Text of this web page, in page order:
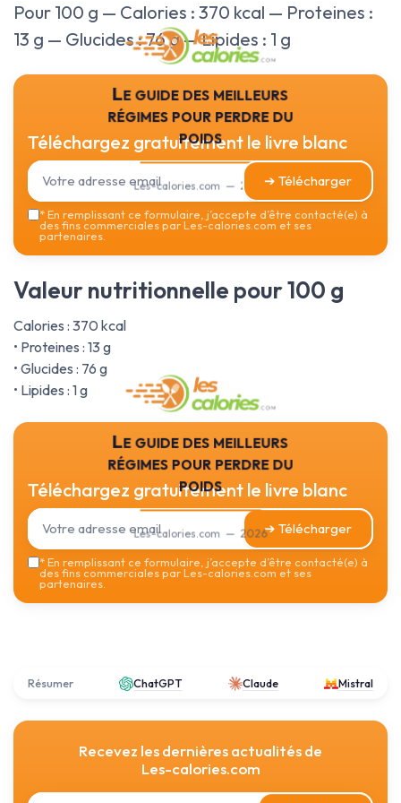
Pour 100 g — Calories : 370 kcal — Proteines :
13 g — Glucides : 76 g — Lipides : 1 g
Le guide des meilleurs
régimes pour perdre du
poids
Les-calories.com — 2026
Téléchargez gratuitement le livre blanc
➔ Télécharger
*En remplissant ce formulaire, j’accepte d’être contacté(e) à
des fins commerciales par Les-calories.com et ses
partenaires.
Valeur nutritionnelle pour 100 g
Calories : 370 kcal
• Proteines : 13 g
• Glucides : 76 g
• Lipides : 1 g
Le guide des meilleurs
régimes pour perdre du
poids
Les-calories.com — 2026
Téléchargez gratuitement le livre blanc
➔ Télécharger
*En remplissant ce formulaire, j’accepte d’être contacté(e) à
des fins commerciales par Les-calories.com et ses
partenaires.
Résumer ChatGPT Claude Mistral
Recevez les dernières actualités de
Les-calories.com